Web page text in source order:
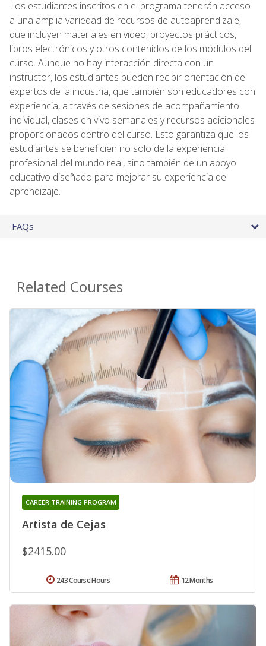
Los estudiantes inscritos en el programa tendrán acceso
a una amplia variedad de recursos de autoaprendizaje,
que incluyen materiales en video, proyectos prácticos,
libros electrónicos y otros contenidos de los módulos del
curso. Aunque no hay interacción directa con un
instructor, los estudiantes pueden recibir orientación de
expertos de la industria, que también son educadores con
experiencia, a través de sesiones de acompañamiento
individual, clases en vivo semanales y recursos adicionales
proporcionados dentro del curso. Esto garantiza que los
estudiantes se beneficien no solo de la experiencia
profesional del mundo real, sino también de un apoyo
educativo diseñado para mejorar su experiencia de
aprendizaje.
FAQs
Related Courses
Artista de Cejas
CAREER TRAINING PROGRAM
$2415.00
12 Months
243 Course Hours